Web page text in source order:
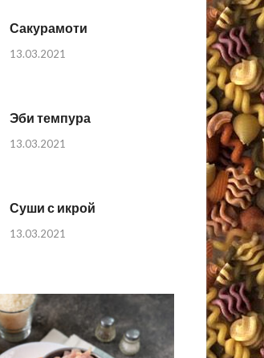
Сакурамоти
13.03.2021
Эби темпура
13.03.2021
Суши с икрой
13.03.2021